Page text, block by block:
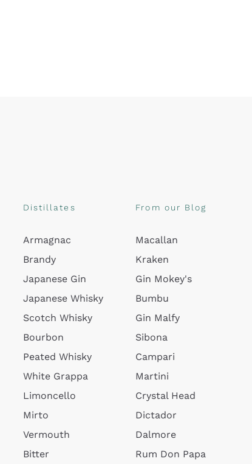
Distillates
Armagnac
Brandy
Japanese Gin
Japanese Whisky
Scotch Whisky
Bourbon
Peated Whisky
White Grappa
Limoncello
Mirto
Vermouth
Bitter
From our Blog
Macallan
Kraken
Gin Mokey's
Bumbu
Gin Malfy
Sibona
Campari
Martini
Crystal Head
Dictador
Dalmore
Rum Don Papa